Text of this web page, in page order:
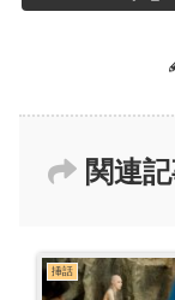
関連
挿話